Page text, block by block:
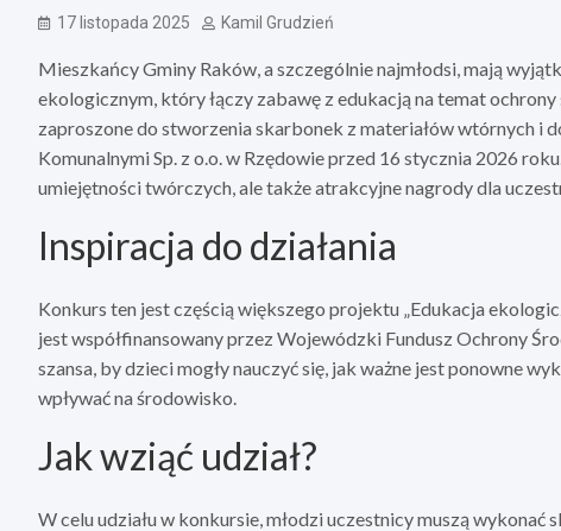
17 listopada 2025 Kamil Grudzień
Mieszkańcy Gminy Raków, a szczególnie najmłodsi, mają
ekologicznym, który łączy zabawę z edukacją na temat
zaproszone do stworzenia skarbonek z materiałów wtórnych i
Komunalnymi Sp. z o.o. w Rzędowie przed 16 stycznia 2026
umiejętności twórczych, ale także atrakcyjne nagrody dla
Inspiracja do działania
Konkurs ten jest częścią większego projektu „Edukacja
jest współfinansowany przez Wojewódzki Fundusz Ochrony
szansa, by dzieci mogły nauczyć się, jak ważne jest ponowne
wpływać na środowisko.
Jak wziąć udział?
W celu udziału w konkursie, młodzi uczestnicy muszą